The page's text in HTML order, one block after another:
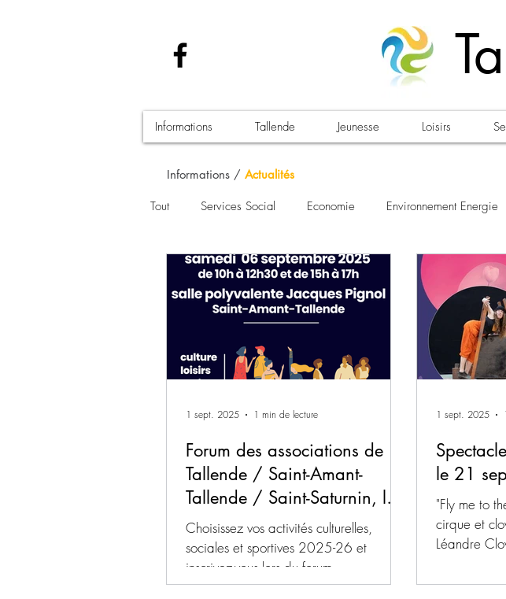
Informations Tallende Jeunesse Loisirs
Tout Services Social Economie Environnement Energie
Santé - Covid-19 Culture Manifestations Urbanisme
Forum des associations de
Tallende / Saint-Amant-
Tallende / Saint-Saturnin, le
6 septembre 2025
Choisissez vos activités culturelles,
sociales et sportives 2025-26 et
inscrivez-vous lors du forum
intercommunal des associations de...
1 sept. 2025 1 min de lecture
le 21
"Fly me to
cirque et
Léandre
1 sept. 2025
Informations / Actualités